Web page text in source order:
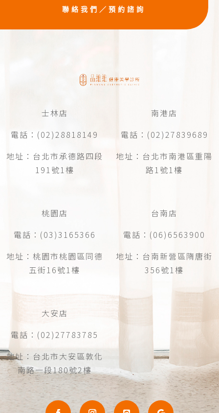
聯絡我們／預約諮詢
士林店
電話：(02)28818149
地址：台北市承德路四段
191號1樓
南港店
電話：(02)27839689
地址：台北市南港區重陽
路1號1樓
桃園店
電話：(03)3165366
地址：桃園市桃園區同德
五街16號1樓
台南店
電話：(06)6563900
地址：台南新營區隋唐街
356號1樓
大安店
電話：(02)27783785
地址：台北市大安區敦化
南路一段180號2樓